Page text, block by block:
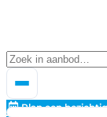
Plan een